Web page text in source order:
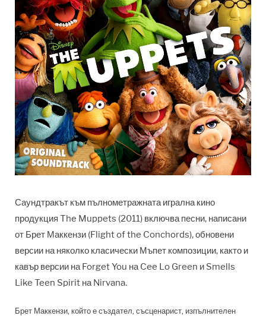
Саундтракът към пълнометражната игрална кино
продукция The Muppets (2011) включва песни, написани
от Брет Маккензи (Flight of the Conchords), обновени
версии на няколко класически Мъпет композиции, както и
кавър версии на Forget You на Cee Lo Green и Smells
Like Teen Spirit на Nirvana.
Брет Маккензи, който е създател, съсценарист, изпълнителен